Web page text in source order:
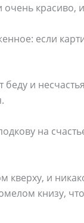
красиво,
если
и
на
и
книзу,